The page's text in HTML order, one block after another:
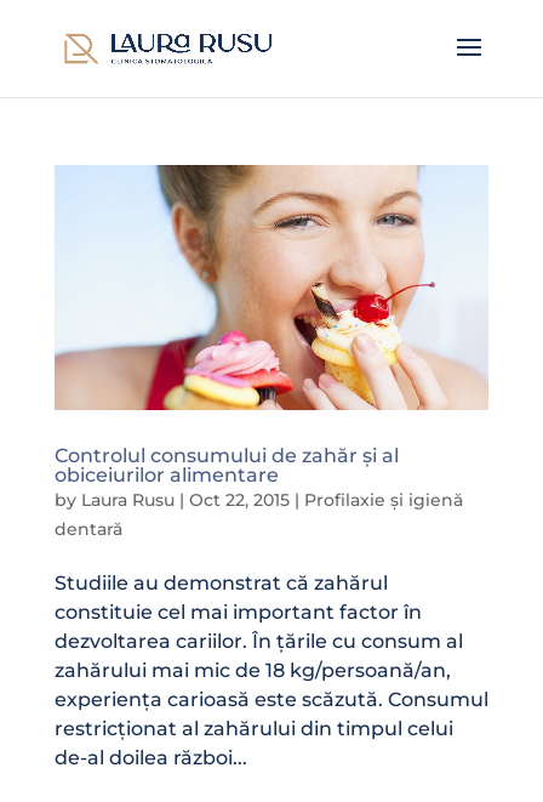
Controlul consumului de zahăr și al
obiceiurilor alimentare
by Laura Rusu| Oct 22, 2015| Profilaxie și igienă
dentară
Studiile au demonstrat că zahărul
constituie cel mai important factor în
dezvoltarea cariilor. În țările cu consum al
zahărului mai mic de 18 kg/persoană/an,
experiența carioasă este scăzută. Consumul
restricționat al zahărului din timpul celui
de-al doilea război...